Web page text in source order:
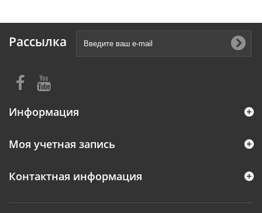
Рассылка
Информация
Моя учетная запись
Контактная информация